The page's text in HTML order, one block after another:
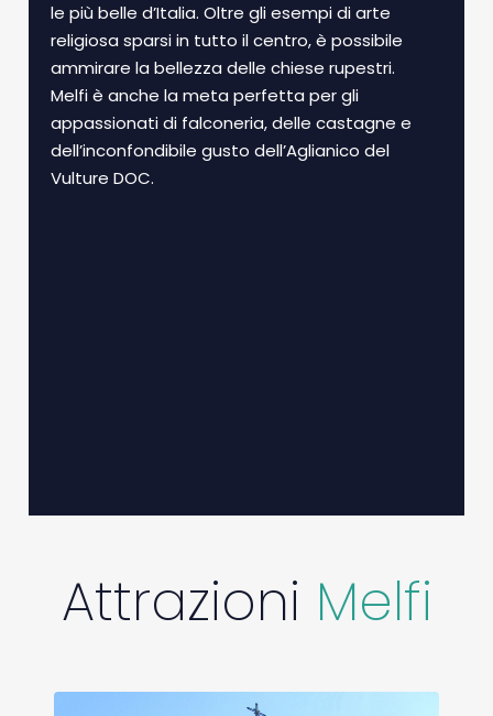
le più belle d’Italia. Oltre gli esempi di arte
religiosa sparsi in tutto il centro, è possibile
ammirare la bellezza delle chiese rupestri.
Melfi è anche la meta perfetta per gli
appassionati di falconeria, delle castagne e
dell’inconfondibile gusto dell’Aglianico del
Vulture DOC.
Attrazioni Melfi